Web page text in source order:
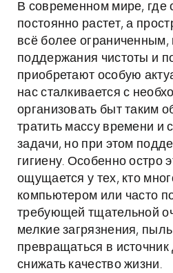
В современном мире, где
постоянно растет, а
всё более ограниченным,
поддержания чистоты и
приобретают особую
нас сталкивается с
организовать быт таким
тратить массу времени и
задачи, но при этом
гигиену. Особенно остро
ощущается у тех, кто
компьютером или часто
требующей тщательной
мелкие загрязнения,
превращаться в
снижать качество жизни.